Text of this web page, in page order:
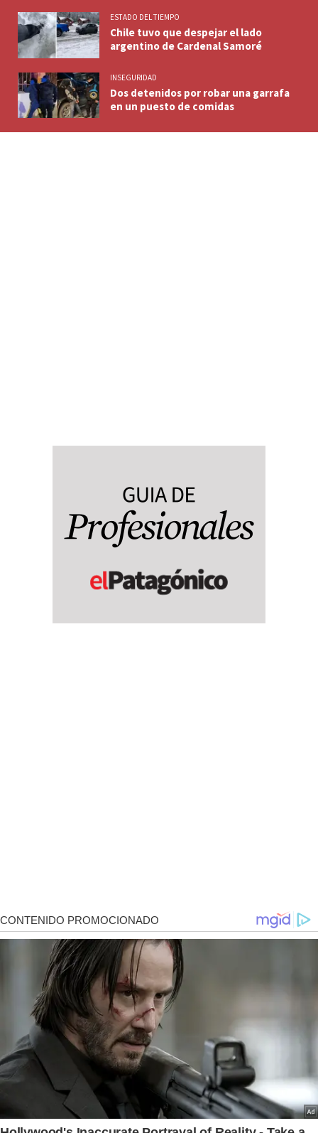
ESTADO DEL TIEMPO
Chile tuvo que despejar el lado
argentino de Cardenal Samoré
INSEGURIDAD
Dos detenidos por robar una garrafa
en un puesto de comidas